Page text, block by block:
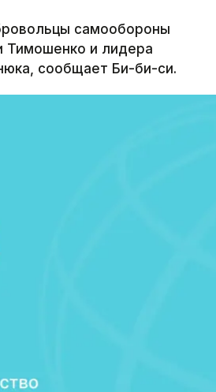
самообороны
Тимошенко и лидера
сообщает Би-би-си.